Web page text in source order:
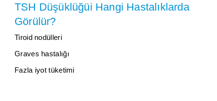
TSH Düşüklüğüi Hangi Hastalıklarda
Görülür?
Tiroid nodülleri
Graves hastalığı
Fazla iyot tüketimi